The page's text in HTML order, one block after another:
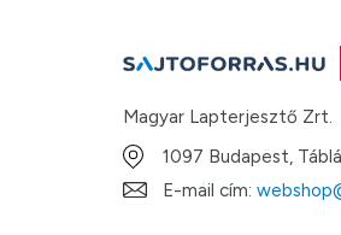
Magyar Lapterjesztő Zrt.
1097 Budapest,
E-mail cím: